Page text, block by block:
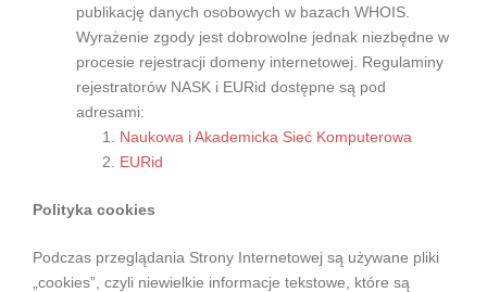
publikację danych osobowych w bazach WHOIS.
Wyrażenie zgody jest dobrowolne jednak niezbędne w
procesie rejestracji domeny internetowej. Regulaminy
rejestratorów NASK i EURid dostępne są pod
adresami:
Naukowa i Akademicka Sieć Komputerowa
EURid
Polityka cookies
Podczas przeglądania Strony Internetowej są używane pliki
„cookies”, czyli niewielkie informacje tekstowe, które są